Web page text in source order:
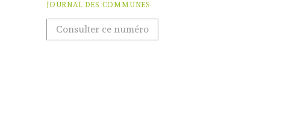
JOURNAL DES COMMUNES
Consulter ce numéro